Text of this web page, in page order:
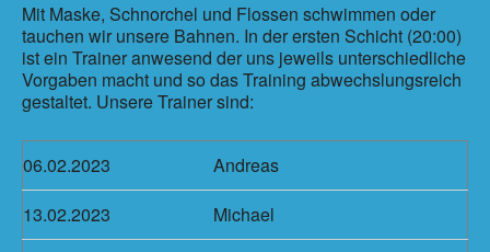
Mit Maske, Schnorchel und Flossen schwimmen oder
tauchen wir unsere Bahnen. In der ersten Schicht (20:00)
ist ein Trainer anwesend der uns jeweils unterschiedliche
Vorgaben macht und so das Training abwechslungsreich
gestaltet. Unsere Trainer sind:
06.02.2023
Andreas
13.02.2023
Michael